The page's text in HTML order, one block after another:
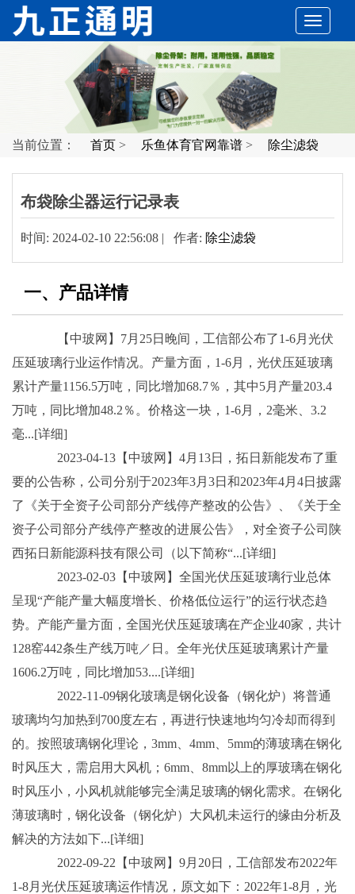
切
导
当前位置： 首页 > 乐鱼体育官网靠谱 > 除尘滤袋
布袋除尘器运行记录表
时间: 2024-02-10 22:56:08 | 作者: 除尘滤袋
一、产品详情
【中玻网】7月25日晚间，工信部公布了1-6月光伏
压延玻璃行业运作情况。产量方面，1-6月，光伏压延玻璃
累计产量1156.5万吨，同比增加68.7％，其中5月产量203.4
万吨，同比增加48.2％。价格这一块，1-6月，2毫米、3.2
毫...[详细]
2023-04-13【中玻网】4月13日，拓日新能发布了重
要的公告称，公司分别于2023年3月3日和2023年4月4日披露
了《关于全资子公司部分产线停产整改的公告》、《关于全
资子公司部分产线停产整改的进展公告》，对全资子公司陕
西拓日新能源科技有限公司（以下简称“...[详细]
2023-02-03【中玻网】全国光伏压延玻璃行业总体
呈现“产能产量大幅度增长、价格低位运行”的运行状态趋
势。产能产量方面，全国光伏压延玻璃在产企业40家，共计
128窑442条生产线万吨／日。全年光伏压延玻璃累计产量
1606.2万吨，同比增加53....[详细]
2022-11-09钢化玻璃是钢化设备（钢化炉）将普通
玻璃均匀加热到700度左右，再进行快速地均匀冷却而得到
的。按照玻璃钢化理论，3mm、4mm、5mm的薄玻璃在钢化
时风压大，需启用大风机；6mm、8mm以上的厚玻璃在钢化
时风压小，小风机就能够完全满足玻璃的钢化需求。在钢化
薄玻璃时，钢化设备（钢化炉）大风机未运行的缘由分析及
解决的方法如下...[详细]
2022-09-22【中玻网】9月20日，工信部发布2022年
1-8月光伏压延玻璃运作情况，原文如下：2022年1-8月，光